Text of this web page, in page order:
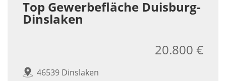
Top Gewerbefläche Duisburg-
Dinslaken
46539 Dinslaken
20.800 €